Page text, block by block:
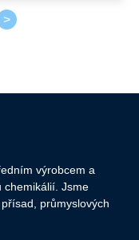
>
výrobcem a
chemikálií. Jsme
průmyslových